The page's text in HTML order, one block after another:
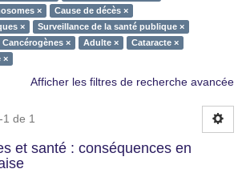
×
Cause de décès ×
×
Surveillance de la santé publique ×
Cancérogènes × Adulte ×
Cataracte ×
×
Afficher les filtres de recherche avancée
de 1
et santé : conséquences en